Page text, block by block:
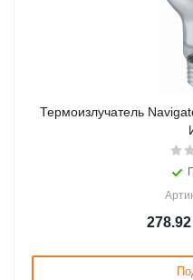
Термоизлучатель
278.92